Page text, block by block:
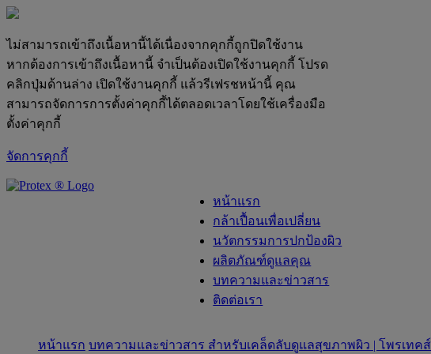
ไม่สามารถเข้าถึงเนื้อหานี้ได้เนื่องจากคุกกี้ถูกปิดใช้งาน
หากต้องการเข้าถึงเนื้อหานี้ จำเป็นต้องเปิดใช้งานคุกกี้ โปรด
คลิกปุ่มด้านล่าง เปิดใช้งานคุกกี้ แล้วรีเฟรชหน้านี้ คุณ
สามารถจัดการการตั้งค่าคุกกี้ได้ตลอดเวลาโดยใช้เครื่องมือ
ตั้งค่าคุกกี้
จัดการคุกกี้
skipt to main content
หน้าแรก
กล้าเปื้อนเพื่อเปลี่ยน
นวัตกรรมการปกป้องผิว
ผลิตภัณฑ์ดูแลคุณ
บทความและข่าวสาร
ติดต่อเรา
หน้าแรก บทความและข่าวสาร สำหรับเคล็ดลับดูแลสุขภาพผิว | โพรเทคส์